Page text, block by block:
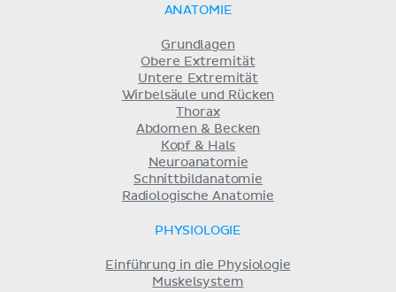
ANATOMIE
Grundlagen
Obere Extremität
Untere Extremität
Wirbelsäule und Rücken
Thorax
Abdomen & Becken
Kopf & Hals
Neuroanatomie
Schnittbildanatomie
Radiologische Anatomie
PHYSIOLOGIE
Einführung in die Physiologie
Muskelsystem